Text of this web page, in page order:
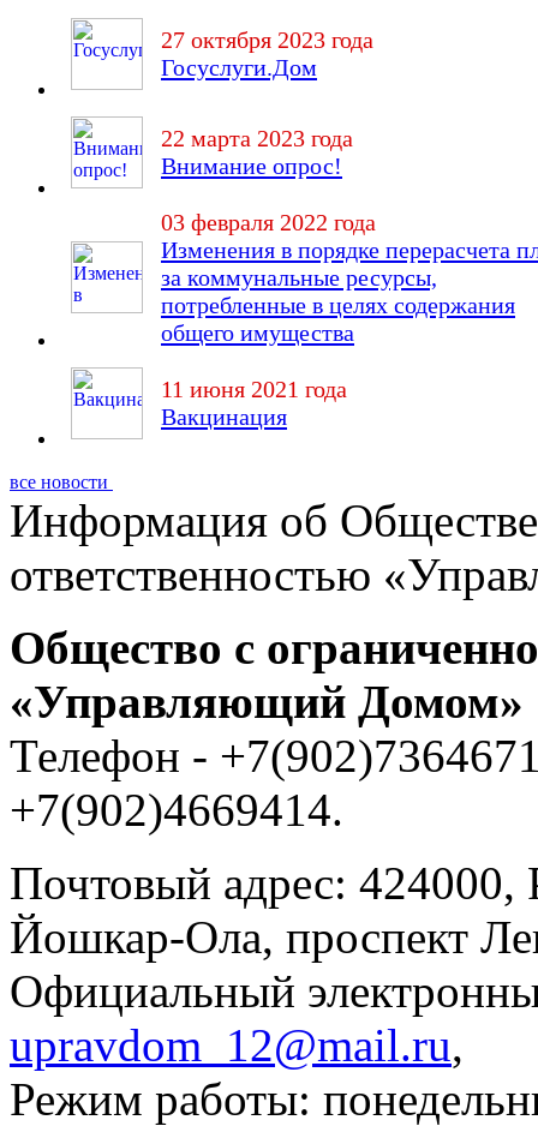
27 октября 2023 года
Госуслуги.Дом
22 марта 2023 года
Внимание опрос!
03 февраля 2022 года
Изменения в порядке перерасчета
за коммунальные ресурсы,
потребленные в целях содержания
общего имущества
11 июня 2021 года
Вакцинация
все новости
Информация об
ответственностью
Общество с
«Управляющий Домом»
Телефон -
+7(902)4669414.
Почтовый адрес:
Йошкар-Ола, проспект
Официальный
upravdom_12@mail.ru,
Режим работы: